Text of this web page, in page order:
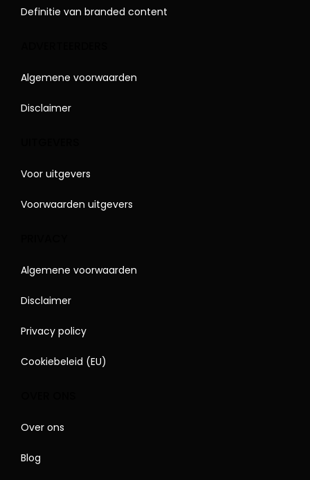
Definitie van branded content
Algemene voorwaarden
Disclaimer
Voor uitgevers
Voorwaarden uitgevers
Algemene voorwaarden
Disclaimer
Privacy policy
Cookiebeleid (EU)
Over ons
Blog